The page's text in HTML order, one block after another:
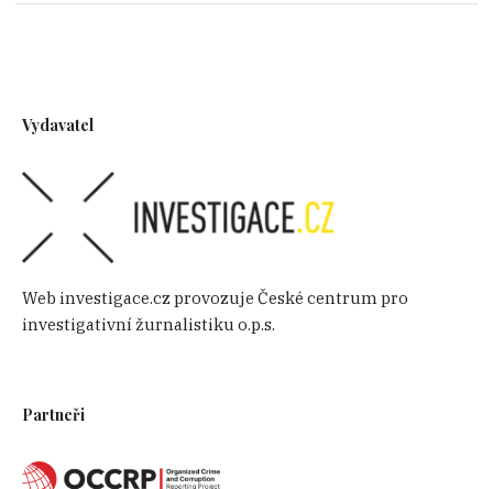
Vydavatel
Web investigace.cz provozuje České centrum pro
investigativní žurnalistiku o.p.s.
Partneři